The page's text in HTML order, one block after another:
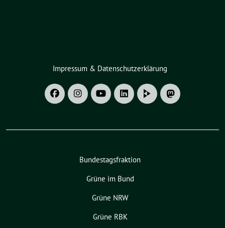
Impressum & Datenschutzerklärung
Bundestagsfraktion
Grüne im Bund
Grüne NRW
Grüne RBK